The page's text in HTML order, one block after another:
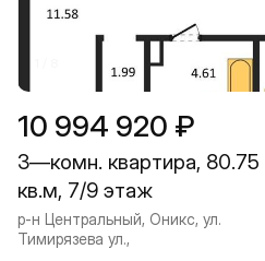
10 994 920 ₽
3—комн. квартира, 80.75
кв.м, 7/9 этаж
р-н Центральный, Оникс, ул.
Тимирязева ул.,